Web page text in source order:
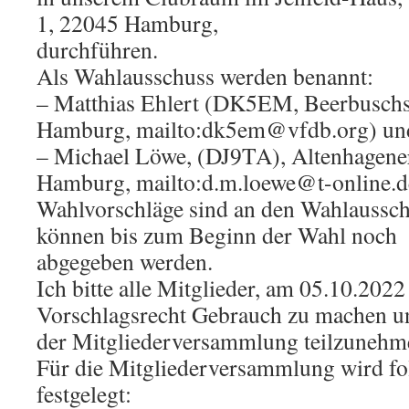
1, 22045 Hamburg,
durchführen.
Als Wahlausschuss werden benannt:
– Matthias Ehlert (DK5EM,
Hamburg, mailto:dk5em@vfdb.org)
– Michael Löwe, (DJ9TA),
Hamburg, mailto:d.m.loewe@t-
Wahlvorschläge sind an den
können bis zum Beginn der Wahl noch
abgegeben werden.
Ich bitte alle Mitglieder, am
Vorschlagsrecht Gebrauch zu machen
der Mitgliederversammlung
Für die Mitgliederversammlung wird
festgelegt: